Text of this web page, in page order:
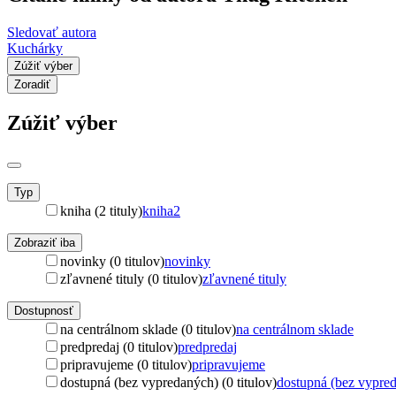
Sledovať autora
Kuchárky
Zúžiť výber
Zoradiť
Zúžiť výber
Typ
kniha (2 tituly)kniha2
Zobraziť iba
novinky (0 titulov)novinky
zľavnené tituly (0 titulov)zľavnené tituly
Dostupnosť
na centrálnom sklade (0 titulov)na centrálnom sklade
predpredaj (0 titulov)predpredaj
pripravujeme (0 titulov)pripravujeme
dostupná (bez vypredaných) (0 titulov)dostupná (bez